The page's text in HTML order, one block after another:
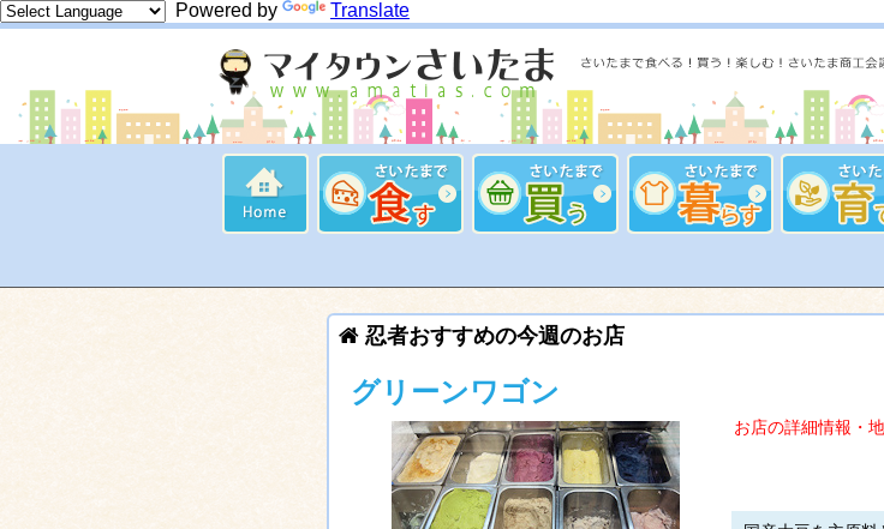
Powered by Translate
忍者おすすめの今週のお店
グリーンワゴン
お店の詳細情報・